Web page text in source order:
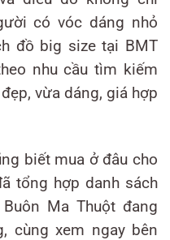
có vóc dáng nhỏ
đồ big size tại BMT
nhu cầu tìm kiếm
vừa dáng, giá hợp
biết mua ở đâu cho
tổng hợp danh sách
Ma Thuột đang
cùng xem ngay bên